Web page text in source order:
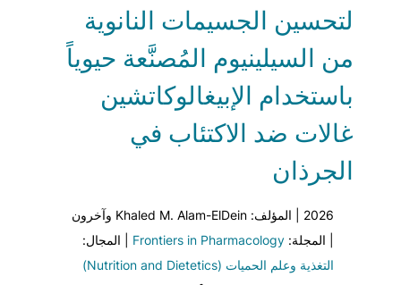
لتحسين الجسيمات النانوية
من السيلينيوم المُصنَّعة حيوياً
باستخدام الإبيغالوكاتشين
غالات ضد الاكتئاب في
الجرذان
2026 | المؤلف: Khaled M. Alam-ElDein وآخرون
| المجلة:Frontiers in Pharmacology | المجال:
التغذية وعلم الحميات (Nutrition and Dietetics)